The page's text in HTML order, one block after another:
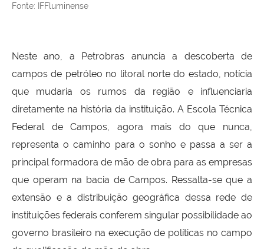
Fonte: IFFluminense
Neste ano, a Petrobras anuncia a descoberta de
campos de petróleo no litoral norte do estado, notícia
que mudaria os rumos da região e influenciaria
diretamente na história da instituição. A Escola Técnica
Federal de Campos, agora mais do que nunca,
representa o caminho para o sonho e passa a ser a
principal formadora de mão de obra para as empresas
que operam na bacia de Campos. Ressalta-se que a
extensão e a distribuição geográfica dessa rede de
instituições federais conferem singular possibilidade ao
governo brasileiro na execução de políticas no campo